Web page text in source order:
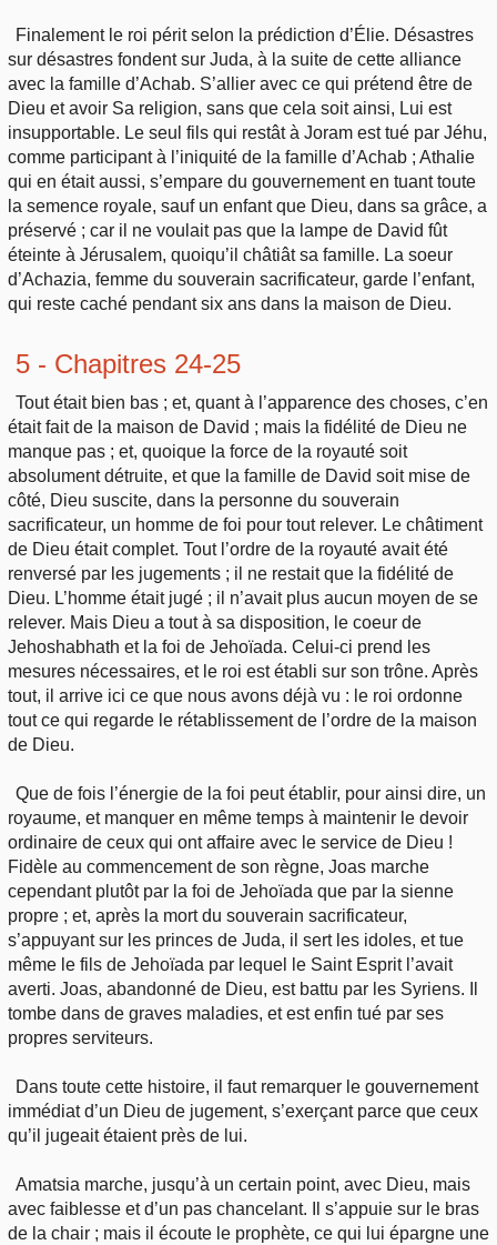
Finalement le roi périt selon la prédiction d’Élie. Désastres
sur désastres fondent sur Juda, à la suite de cette alliance
avec la famille d’Achab. S’allier avec ce qui prétend être de
Dieu et avoir Sa religion, sans que cela soit ainsi, Lui est
insupportable. Le seul fils qui restât à Joram est tué par Jéhu,
comme participant à l’iniquité de la famille d’Achab ; Athalie
qui en était aussi, s’empare du gouvernement en tuant toute
la semence royale, sauf un enfant que Dieu, dans sa grâce, a
préservé ; car il ne voulait pas que la lampe de David fût
éteinte à Jérusalem, quoiqu’il châtiât sa famille. La soeur
d’Achazia, femme du souverain sacrificateur, garde l’enfant,
qui reste caché pendant six ans dans la maison de Dieu.
5 - Chapitres 24-25
Tout était bien bas ; et, quant à l’apparence des choses, c’en
était fait de la maison de David ; mais la fidélité de Dieu ne
manque pas ; et, quoique la force de la royauté soit
absolument détruite, et que la famille de David soit mise de
côté, Dieu suscite, dans la personne du souverain
sacrificateur, un homme de foi pour tout relever. Le châtiment
de Dieu était complet. Tout l’ordre de la royauté avait été
renversé par les jugements ; il ne restait que la fidélité de
Dieu. L’homme était jugé ; il n’avait plus aucun moyen de se
relever. Mais Dieu a tout à sa disposition, le coeur de
Jehoshabhath et la foi de Jehoïada. Celui-ci prend les
mesures nécessaires, et le roi est établi sur son trône. Après
tout, il arrive ici ce que nous avons déjà vu : le roi ordonne
tout ce qui regarde le rétablissement de l’ordre de la maison
de Dieu.
Que de fois l’énergie de la foi peut établir, pour ainsi dire, un
royaume, et manquer en même temps à maintenir le devoir
ordinaire de ceux qui ont affaire avec le service de Dieu !
Fidèle au commencement de son règne, Joas marche
cependant plutôt par la foi de Jehoïada que par la sienne
propre ; et, après la mort du souverain sacrificateur,
s’appuyant sur les princes de Juda, il sert les idoles, et tue
même le fils de Jehoïada par lequel le Saint Esprit l’avait
averti. Joas, abandonné de Dieu, est battu par les Syriens. Il
tombe dans de graves maladies, et est enfin tué par ses
propres serviteurs.
Dans toute cette histoire, il faut remarquer le gouvernement
immédiat d’un Dieu de jugement, s’exerçant parce que ceux
qu’il jugeait étaient près de lui.
Amatsia marche, jusqu’à un certain point, avec Dieu, mais
avec faiblesse et d’un pas chancelant. Il s’appuie sur le bras
de la chair ; mais il écoute le prophète, ce qui lui épargne une